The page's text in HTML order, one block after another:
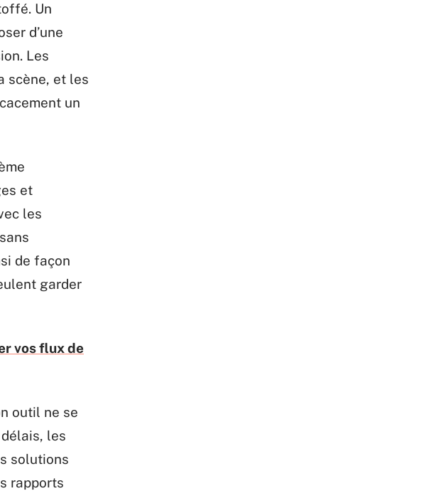
Un
d’une
Les
scène, et les
un
et
les
de façon
garder
vos flux de
outil ne se
les
solutions
rapports